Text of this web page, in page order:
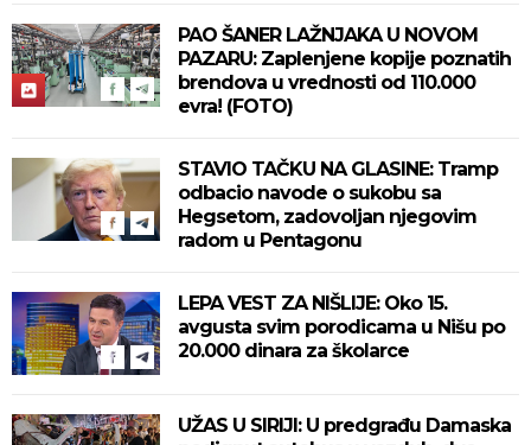
PAO ŠANER LAŽNJAKA U NOVOM
PAZARU: Zaplenjene kopije poznatih
brendova u vrednosti od 110.000
evra! (FOTO)
STAVIO TAČKU NA GLASINE: Tramp
odbacio navode o sukobu sa
Hegsetom, zadovoljan njegovim
radom u Pentagonu
LEPA VEST ZA NIŠLIJE: Oko 15.
avgusta svim porodicama u Nišu po
20.000 dinara za školarce
UŽAS U SIRIJI: U predgrađu Damaska